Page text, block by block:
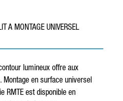
A MONTAGE UNIVERSEL
lumineux offre aux
Montage en surface universel
RMTE est disponible en